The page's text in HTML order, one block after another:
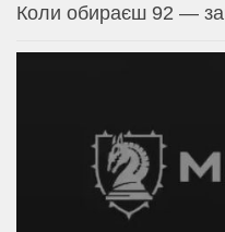
Коли обираєш 92 —